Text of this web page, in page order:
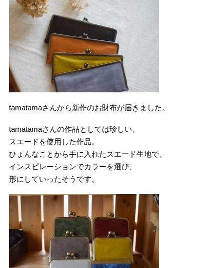
tamatamaさんから新作のお財布が届きました。
tamatamaさんの作品としては珍しい、
スエードを使用した作品。
ひょんなことから手に入れたスエード生地で、
インスピレーションでカラーを選び、
形にしていったそうです。